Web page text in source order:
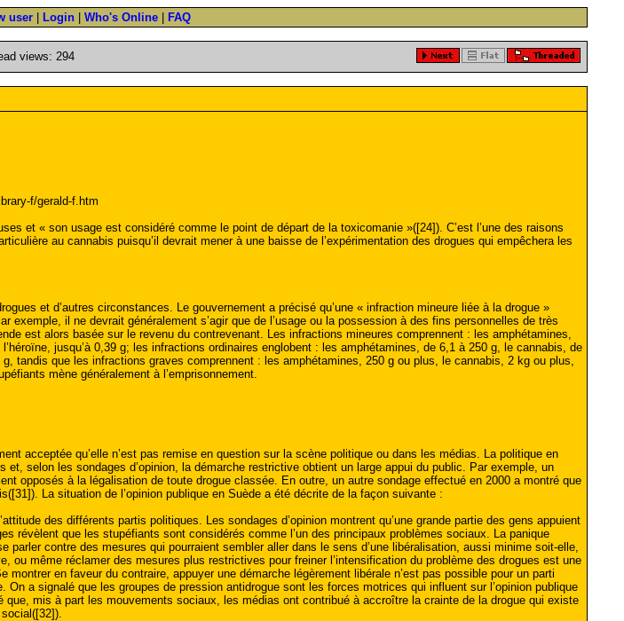
user Login Who's Online FAQ
views: 294
f/gerald-f.htm
et « son usage est considéré comme le point de départ de la toxicomanie »([24]). C’est l’une des raisons
au cannabis puisqu’il devrait mener à une baisse de l’expérimentation des drogues qui empêchera les
et d’autres circonstances. Le gouvernement a précisé qu’une « infraction mineure liée à la drogue »
exemple, il ne devrait généralement s’agir que de l’usage ou la possession à des fins personnelles de très
est alors basée sur le revenu du contrevenant. Les infractions mineures comprennent : les amphétamines,
jusqu’à 0,39 g; les infractions ordinaires englobent : les amphétamines, de 6,1 à 250 g, le cannabis, de
tandis que les infractions graves comprennent : les amphétamines, 250 g ou plus, le cannabis, 2 kg ou plus,
mène généralement à l’emprisonnement.
acceptée qu’elle n’est pas remise en question sur la scène politique ou dans les médias. La politique en
selon les sondages d’opinion, la démarche restrictive obtient un large appui du public. Par exemple, un
opposés à la légalisation de toute drogue classée. En outre, un autre sondage effectué en 2000 a montré que
La situation de l’opinion publique en Suède a été décrite de la façon suivante :
des différents partis politiques. Les sondages d’opinion montrent qu’une grande partie des gens appuient
révèlent que les stupéfiants sont considérés comme l’un des principaux problèmes sociaux. La panique
parler contre des mesures qui pourraient sembler aller dans le sens d’une libéralisation, aussi minime soit-elle,
ou même réclamer des mesures plus restrictives pour freiner l’intensification du problème des drogues est une
en faveur du contraire, appuyer une démarche légèrement libérale n’est pas possible pour un parti
a signalé que les groupes de pression antidrogue sont les forces motrices qui influent sur l’opinion publique
mis à part les mouvements sociaux, les médias ont contribué à accroître la crainte de la drogue qui existe